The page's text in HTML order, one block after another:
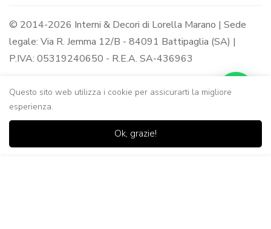
© 2014-2026 Interni & Decori di Lorella Marano | Sede
legale: Via R. Jemma 12/B - 84091 Battipaglia (SA) |
P.IVA: 05319240650 - R.E.A. SA-436963
Questo sito web utilizza i cookie per assicurarti la migliore
esperienza.
Ok, grazie!
Casa Negozio
0
Lista dei Carrello Ricerca